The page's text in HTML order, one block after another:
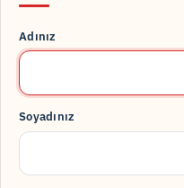
Adınız
Soyadınız